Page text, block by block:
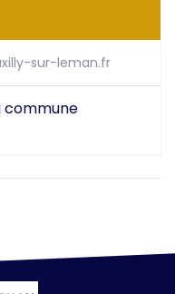
sur-leman.fr
commune